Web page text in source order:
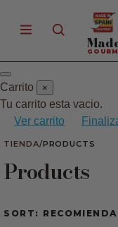
Carrito ×
Tu carrito esta vacio.
Ver carrito
TIENDA/PRODUCTS
Products
SORT: RECOMIENDA